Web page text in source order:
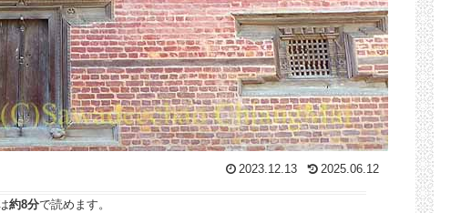
2023.12.13 2025.06.12
約8分で読めます。